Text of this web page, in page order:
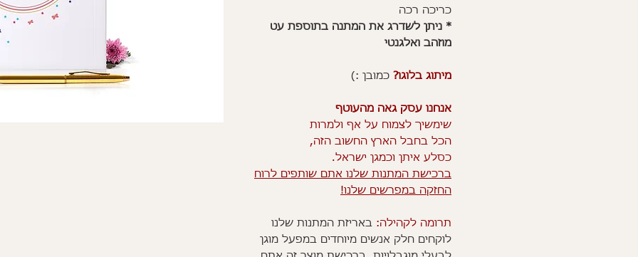
כריכה רכה
* ניתן לשדרג את המתנה בתוספת עט
מוזהב ואלגנטי
מיתוג בלוגו? כמובן :)
אנחנו עסק גאה מהעוטף
שימשיך לצמוח על אף ולמרות
הכל בחבל הארץ החשוב הזה,
כסלע איתן וכמגן ישראל.
ברכישת המתנות שלנו אתם שותפים לרוח
החזקה במפרשים שלנו!
תרומה לקהילה: באריזת המתנות שלנו
לוקחים חלק אנשים מיוחדים במפעל מוגן